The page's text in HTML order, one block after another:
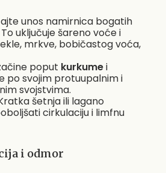
unos namirnica bogatih
uključuje šareno voće i
mrkve, bobičastog voća,
poput kurkumei
po svojim protuupalnim i
svojstvima.
šetnja ili lagano
cirkulaciju i limfnu
i odmor